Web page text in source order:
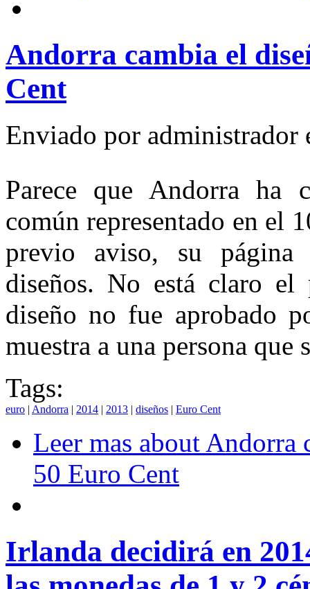
Andorra cambia el
Cent
Enviado por administrador
Parece que Andorra ha
común representado en el
previo aviso, su página
diseños. No está claro el
diseño no fue aprobado
muestra a una persona que
Tags:
euro | Andorra | 2014 | 2013 | diseños | Euro Cent
Leer mas about Andorra
50 Euro Cent
Irlanda decidirá en